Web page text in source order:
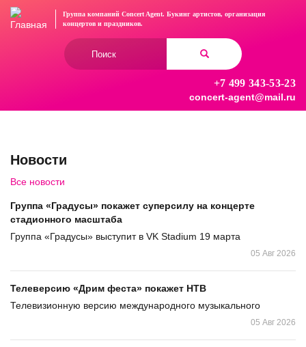
Перейти
Группа компаний Concert Agent. Букинг артистов, организация
концертови праздников.
+7 499 343-53-23
concert-agent@mail.ru
Новости
Все новости
Группа «Градусы» покажет суперсилу на концерте
стадионного масштаба
Группа «Градусы» выступит в VK Stadium 19 марта
05 Авг 2026
Телеверсию «Дрим феста» покажет НТВ
Телевизионную версию международного музыкального
05 Авг 2026